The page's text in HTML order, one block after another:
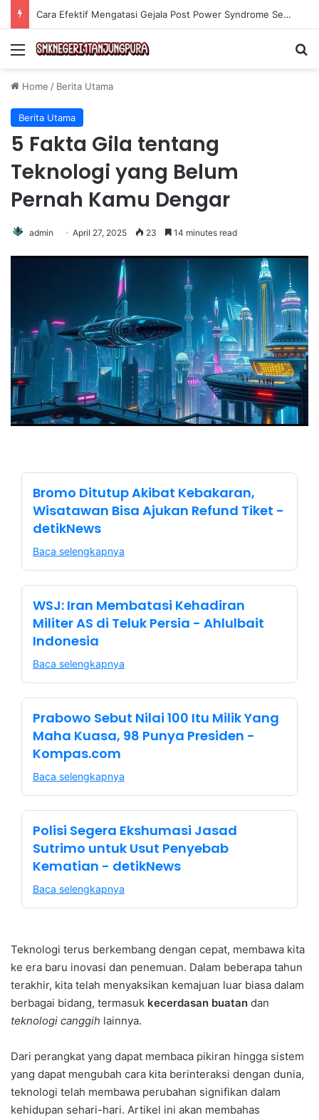
Cara Efektif Mengatasi Gejala Post Power Syndrome Setelah Pensiun Kerja
Menu
Home / Berita Utama
Berita Utama
5 Fakta Gila tentang
Teknologi yang Belum
Pernah Kamu Dengar
admin April 27, 2025 23 14 minutes read
Bromo Ditutup Akibat Kebakaran,
Wisatawan Bisa Ajukan Refund Tiket -
detikNews
Baca selengkapnya
WSJ: Iran Membatasi Kehadiran
Militer AS di Teluk Persia - Ahlulbait
Indonesia
Baca selengkapnya
Prabowo Sebut Nilai 100 Itu Milik Yang
Maha Kuasa, 98 Punya Presiden -
Kompas.com
Baca selengkapnya
Polisi Segera Ekshumasi Jasad
Sutrimo untuk Usut Penyebab
Kematian - detikNews
Baca selengkapnya
Teknologi terus berkembang dengan cepat, membawa kita
ke era baru inovasi dan penemuan. Dalam beberapa tahun
terakhir, kita telah menyaksikan kemajuan luar biasa dalam
berbagai bidang, termasuk kecerdasan buatan dan
teknologi canggih lainnya.
Dari perangkat yang dapat membaca pikiran hingga sistem
yang dapat mengubah cara kita berinteraksi dengan dunia,
teknologi telah membawa perubahan signifikan dalam
kehidupan sehari-hari. Artikel ini akan membahas